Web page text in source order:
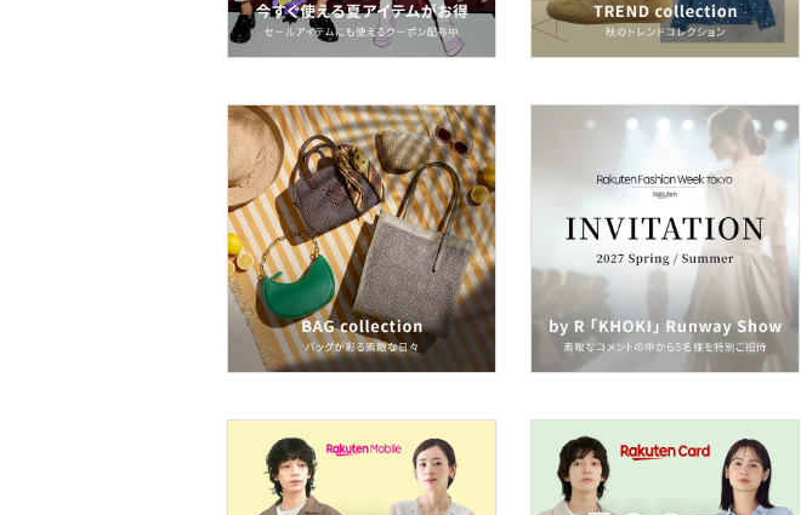
福袋・ギフト・その他